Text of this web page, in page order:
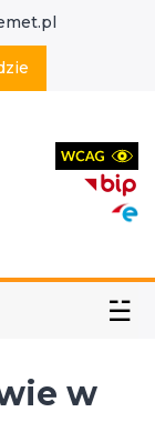
☱
w